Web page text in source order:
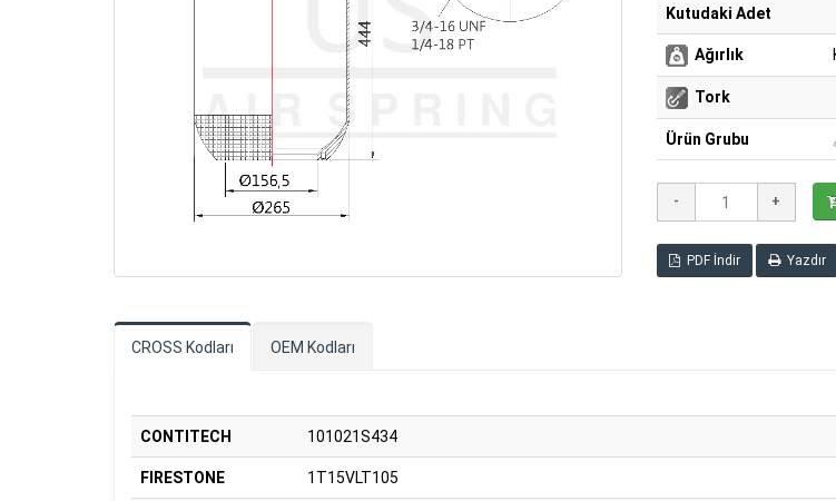
Kutudaki Adet
Ağırlık
Tork
Ürün Grubu
PDF İndir Yazdır
CROSS Kodları OEM Kodları
CONTITECH 101021S434
FIRESTONE 1T15VLT105